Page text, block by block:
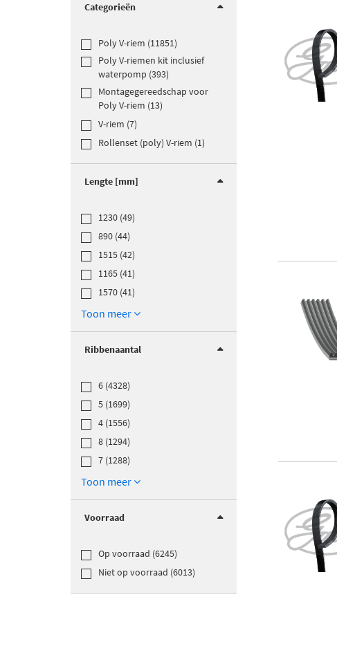
Categorieën
Poly V-riem (11851)
Poly V-riemen kit inclusief
waterpomp (393)
Montagegereedschap voor
Poly V-riem (13)
V-riem (7)
Rollenset (poly) V-riem (1)
Lengte [mm]
1230 (49)
890 (44)
1515 (42)
1165 (41)
1570 (41)
Toon meer
Ribbenaantal
6 (4328)
5 (1699)
4 (1556)
8 (1294)
7 (1288)
Toon meer
Voorraad
Op voorraad (6245)
Niet op voorraad (6013)